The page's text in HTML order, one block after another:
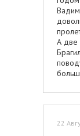
А две
22